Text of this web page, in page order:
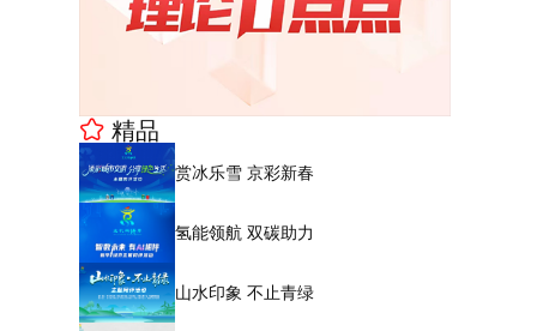
精品
赏冰乐雪 京彩新春
氢能领航 双碳助力
山水印象 不止青绿